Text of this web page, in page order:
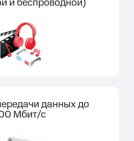
и беспроводной)
данных до
Мбит/с